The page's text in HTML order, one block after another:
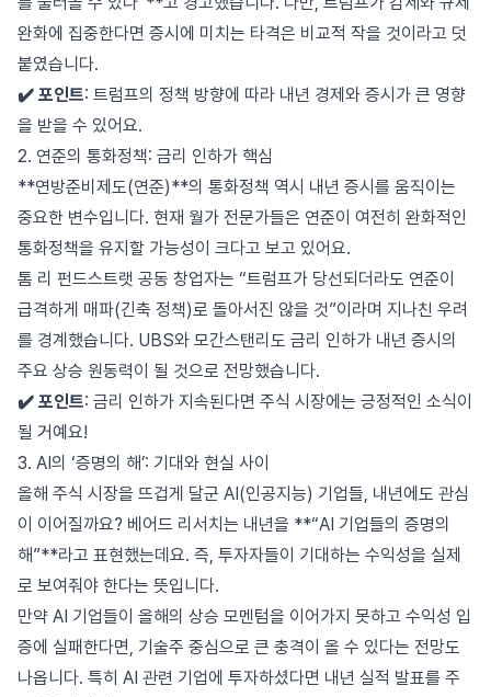
완화에 집중한다면 증시에 미치는 타격은 비교적 작을 것이라고 덧
붙였습니다.
✔️ 포인트: 트럼프의 정책 방향에 따라 내년 경제와 증시가 큰 영향
을 받을 수 있어요.
2. 연준의 통화정책: 금리 인하가 핵심
**연방준비제도(연준)**의 통화정책 역시 내년 증시를 움직이는
중요한 변수입니다. 현재 월가 전문가들은 연준이 여전히 완화적인
통화정책을 유지할 가능성이 크다고 보고 있어요.
톰 리 펀드스트랫 공동 창업자는 “트럼프가 당선되더라도 연준이
급격하게 매파(긴축 정책)로 돌아서진 않을 것”이라며 지나친 우려
를 경계했습니다. UBS와 모간스탠리도 금리 인하가 내년 증시의
주요 상승 원동력이 될 것으로 전망했습니다.
✔️ 포인트: 금리 인하가 지속된다면 주식 시장에는 긍정적인 소식이
될 거예요!
3. AI의 ‘증명의 해’: 기대와 현실 사이
올해 주식 시장을 뜨겁게 달군 AI(인공지능) 기업들, 내년에도 관심
이 이어질까요? 베어드 리서치는 내년을 **“AI 기업들의 증명의
해”**라고 표현했는데요. 즉, 투자자들이 기대하는 수익성을 실제
로 보여줘야 한다는 뜻입니다.
만약 AI 기업들이 올해의 상승 모멘텀을 이어가지 못하고 수익성 입
증에 실패한다면, 기술주 중심으로 큰 충격이 올 수 있다는 전망도
나옵니다. 특히 AI 관련 기업에 투자하셨다면 내년 실적 발표를 주